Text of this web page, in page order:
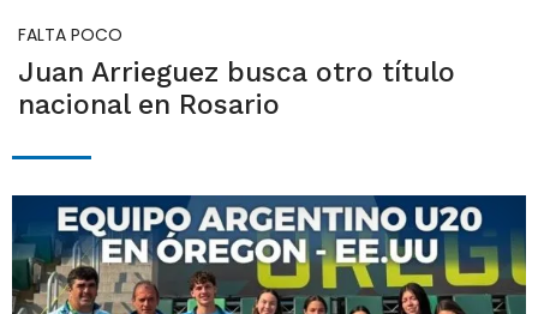
FALTA POCO
Juan Arrieguez busca otro título
nacional en Rosario